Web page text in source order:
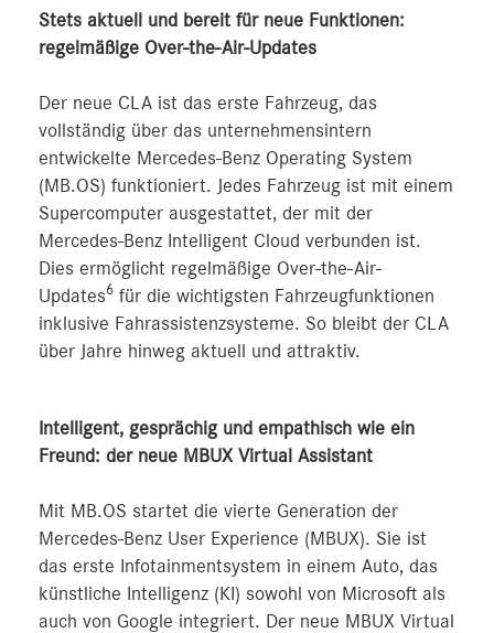
Stets aktuell und bereit für neue Funktionen:
regelmäßige Over-the-Air-Updates
Der neue CLA ist das erste Fahrzeug, das
vollständig über das unternehmensintern
entwickelte Mercedes‑Benz Operating System
(MB.OS) funktioniert. Jedes Fahrzeug ist mit einem
Supercomputer ausgestattet, der mit der
Mercedes-Benz Intelligent Cloud verbunden ist.
Dies ermöglicht regelmäßige Over-the-Air-
Updates6 für die wichtigsten Fahrzeugfunktionen
inklusive Fahrassistenzsysteme. So bleibt der CLA
über Jahre hinweg aktuell und attraktiv.
Intelligent, gesprächig und empathisch wie ein
Freund: der neue MBUX Virtual Assistant
Mit MB.OS startet die vierte Generation der
Mercedes‑Benz User Experience (MBUX). Sie ist
das erste Infotainmentsystem in einem Auto, das
künstliche Intelligenz (KI) sowohl von Microsoft als
auch von Google integriert. Der neue MBUX Virtual